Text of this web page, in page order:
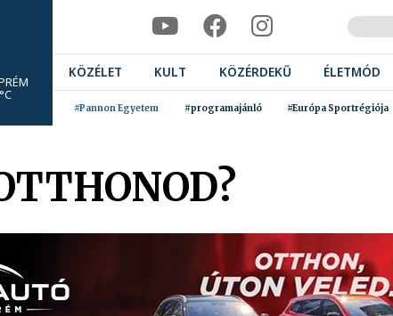
KÖZÉLET KULT KÖZÉRDEKŰ ÉLETMÓD
#Pannon Egyetem #programajánló #Európa Sportrégiója